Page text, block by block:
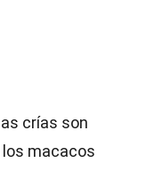
crías son
macacos